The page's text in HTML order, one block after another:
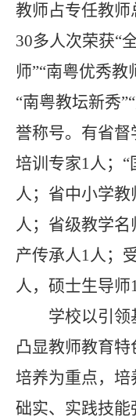
教师占专任教师
30多人次荣获“
师”“南粤优秀教
“南粤教坛新秀
誉称号。有省督
培训专家1人；
人；省中小学
人；省级教学名
产传承人1人；
人，硕士生导师
学校以引领
凸显教师教育
培养为重点，
础实、实践技能